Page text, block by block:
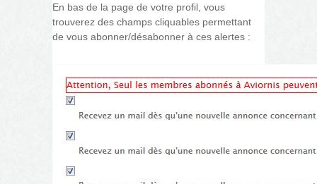
En bas de la page de votre profil, vous
trouverez des champs cliquables permettant
de vous abonner/désabonner à ces alertes :